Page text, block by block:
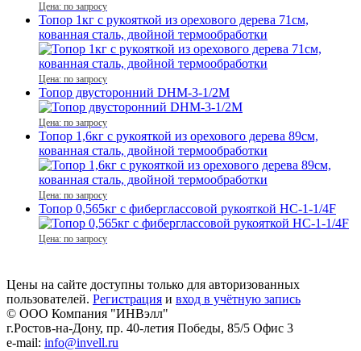
Цена: по запросу
Топор 1кг с рукояткой из орехового дерева 71см,
кованная сталь, двойной термообработки
Цена: по запросу
Топор двусторонний DHM-3-1/2M
Цена: по запросу
Топор 1,6кг с рукояткой из орехового дерева 89см,
кованная сталь, двойной термообработки
Цена: по запросу
Топор 0,565кг с фиберглассовой рукояткой HC-1-1/4F
Цена: по запросу
Цены на сайте доступны только для авторизованных
пользователей. Регистрация и вход в учётную запись
© ООО Компания "ИНВэлл"
г.Ростов-на-Дону, пр. 40-летия Победы, 85/5 Офис 3
e-mail: info@invell.ru